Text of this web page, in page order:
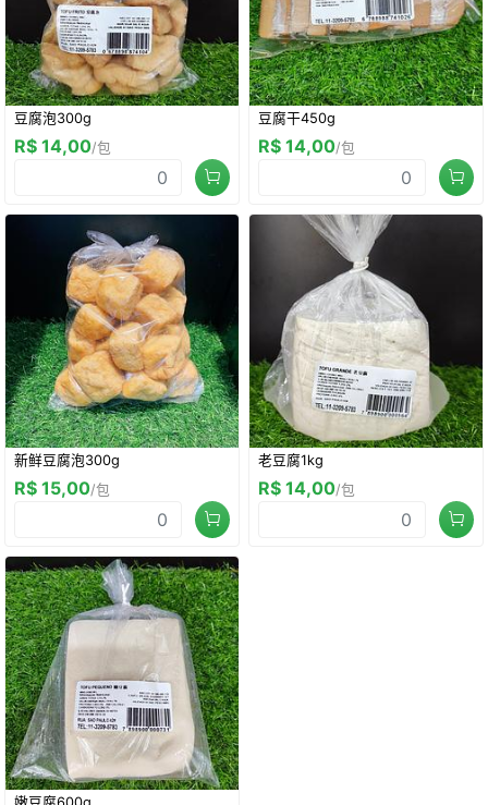
豆腐泡300g
R$ 14,00/包
豆腐干450g
R$ 14,00/包
新鲜豆腐泡300g
R$ 15,00/包
老豆腐1kg
R$ 14,00/包